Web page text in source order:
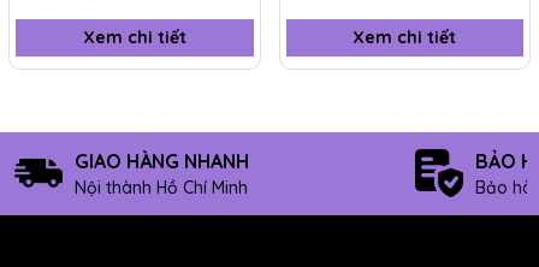
Thiết kế chắc chắn, di động có khả năng chống rơi
Xem chi tiết Xem chi tiết
GIAO HÀNG NHANH
Nội thành Hồ Chí Minh
BẢO
Bảo